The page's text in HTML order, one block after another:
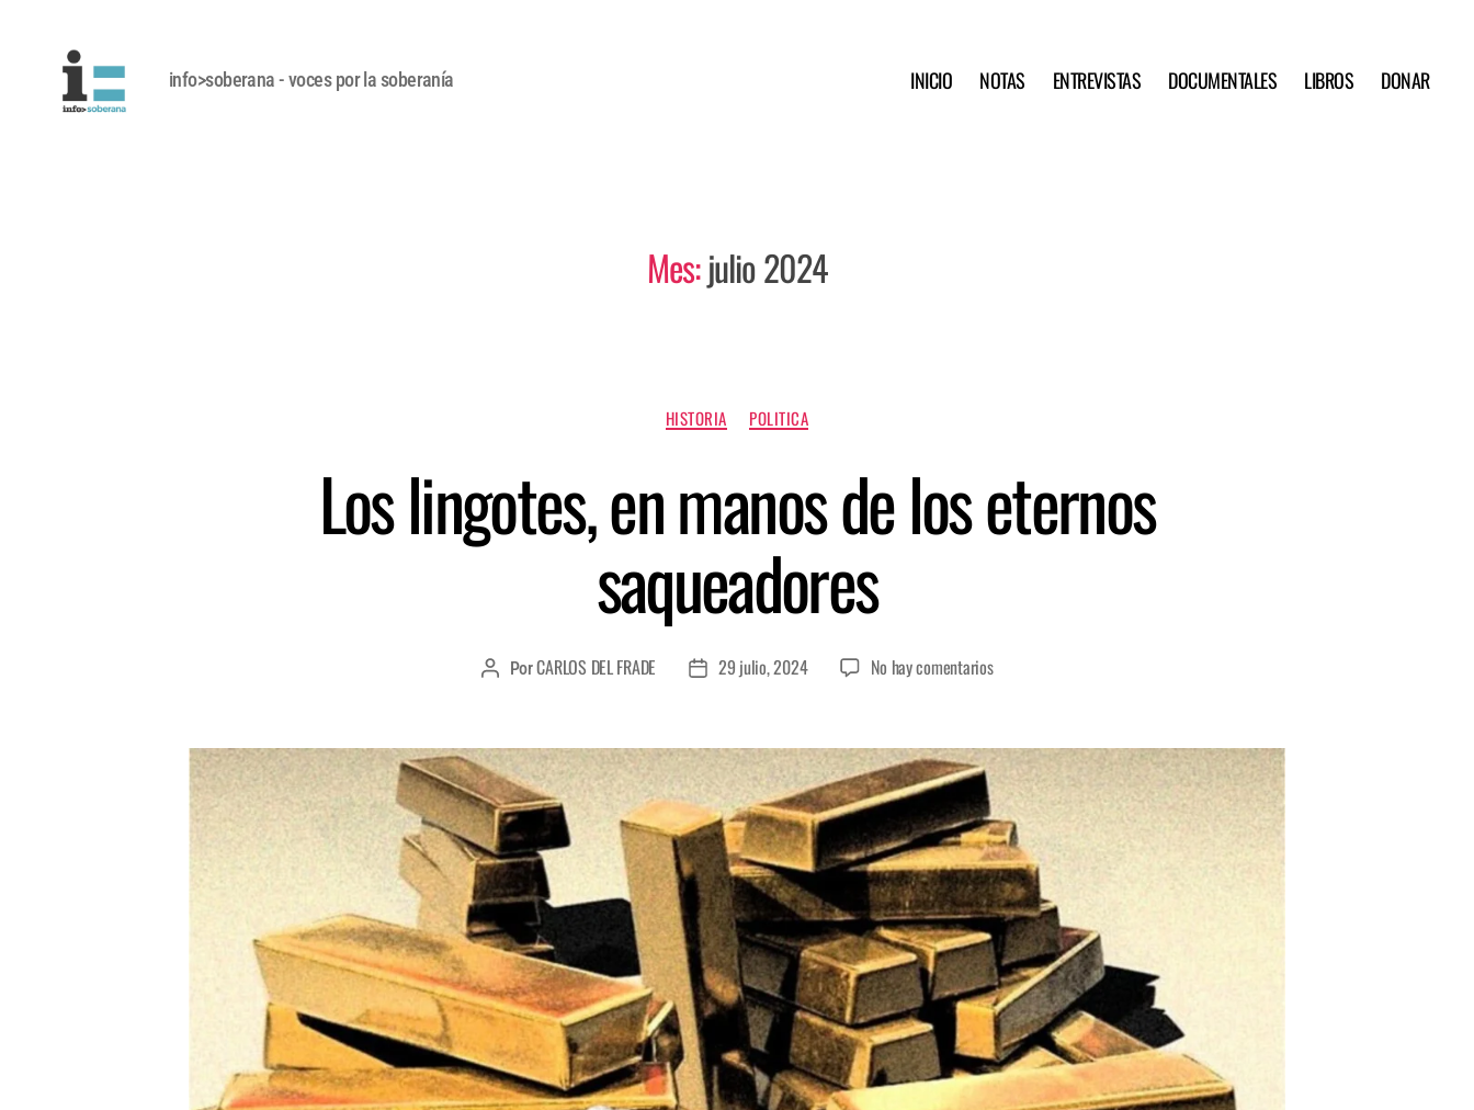
info>soberana - voces por la soberanía INICIO NOTAS ENTREVISTAS DOCUMENTALES LIBROS DONAR
Mes:julio 2024
HISTORIA POLITICA
Los lingotes, en manos de los eternos
saqueadores
PorCARLOS DEL FRADE 29 julio, 2024 No hay comentarios